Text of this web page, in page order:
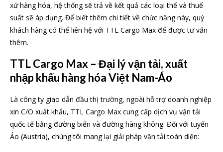
xứ hàng hóa, hệ thống sẽ trả về kết quả các loại thế và thuế
suất sẽ áp dụng. Để biết thêm chi tiết về chức năng này, quý
khách hàng có thể liên hệ với TTL Cargo Max để được tư vấn
thêm.
TTL Cargo Max – Đại lý vận tải, xuất
nhập khẩu hàng hóa Việt Nam-Áo
Là công ty giao dẫn đầu thị trường, ngoài hỗ trợ doanh nghiệp
xin C/O xuất khẩu, TTL Cargo Max cung cấp dịch vụ vận tải
quốc tế bằng đường biển và đường hàng không. Đối với tuyến
Áo (Austria), chúng tôi mang lại giải pháp vận tải toàn diện: